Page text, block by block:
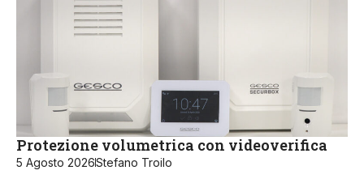
Protezione volumetrica con videoverifica
5 Agosto 2026Stefano Troilo